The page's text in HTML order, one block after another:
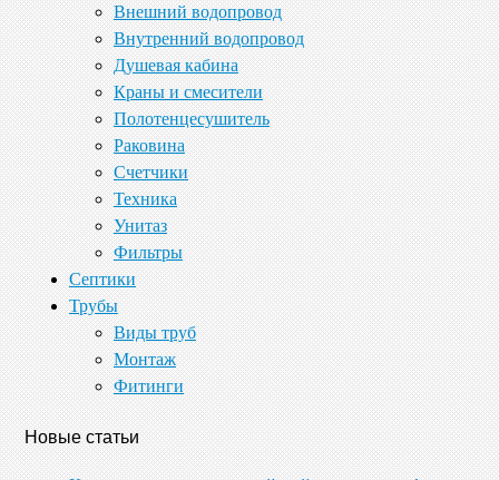
Внешний водопровод
Внутренний водопровод
Душевая кабина
Краны и смесители
Полотенцесушитель
Раковина
Счетчики
Техника
Унитаз
Фильтры
Септики
Трубы
Виды труб
Монтаж
Фитинги
Новые статьи